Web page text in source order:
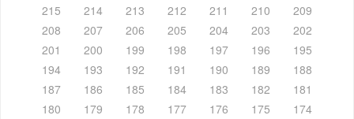
215
214 213 212 211 210
209
208
207 206 205 204 203
202
201
200 199 198 197 196
195
194
193 192 191 190 189
188
187
186 185 184 183 182
181
180
179 178 177 176 175
174